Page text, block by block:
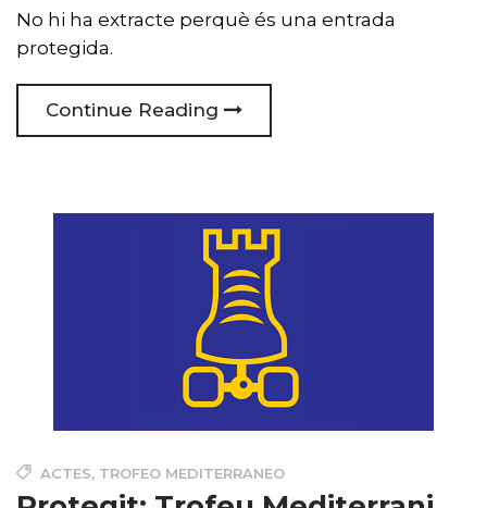
No hi ha extracte perquè és una entrada
protegida.
Continue Reading
ACTES, TROFEO MEDITERRANEO